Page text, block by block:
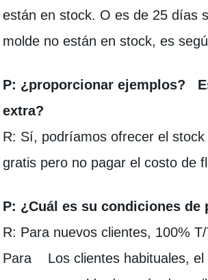
están en stock. O es de 25 días
molde no están en stock, es
P: ¿proporcionar ejemplos?
extra?
R: Sí, podríamos ofrecer el
gratis pero no pagar el costo de
P: ¿Cuál es su condiciones de
R: Para nuevos clientes, 100%
Para Los clientes habituales, el